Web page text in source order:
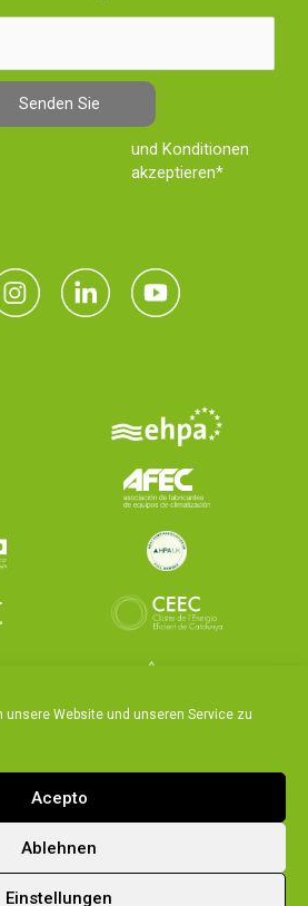
unsere Website und unseren Service zu
Acepto
Ablehnen
Einstellungen
Senden Sie
und Konditionen
akzeptieren*
|Legal notice and privacy policy|